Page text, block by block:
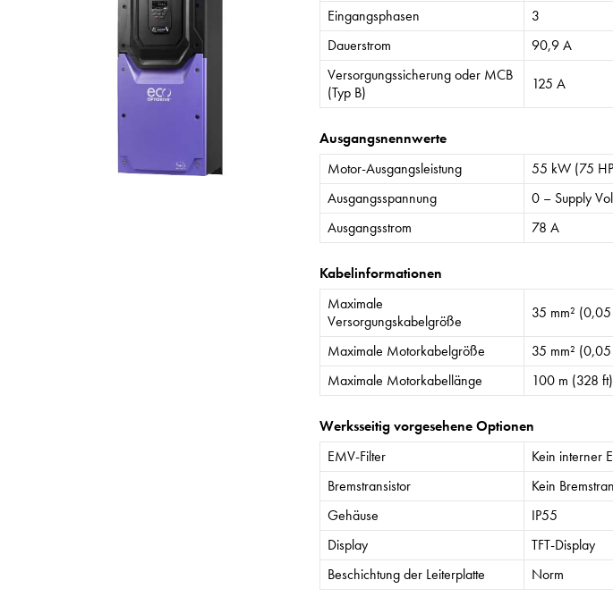
Eingangsphasen
3
Dauerstrom
90,9 A
Versorgungssicherung oder MCB
(Typ B)
125 A
Ausgangsnennwerte
Motor-Ausgangsleistung
55 kW (75
Ausgangsspannung
0 – Supply
Ausgangsstrom
78 A
Kabelinformationen
Maximale
Versorgungskabelgröße
35 mm²
Maximale Motorkabelgröße
35 mm²
Maximale Motorkabellänge
100 m (328 ft)
Werksseitig vorgesehene Optionen
EMV-Filter
Kein interner
Bremstransistor
Kein
Gehäuse
IP55
Display
TFT-Display
Beschichtung der Leiterplatte
Norm